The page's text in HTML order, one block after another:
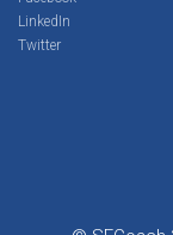
LinkedIn
Twitter